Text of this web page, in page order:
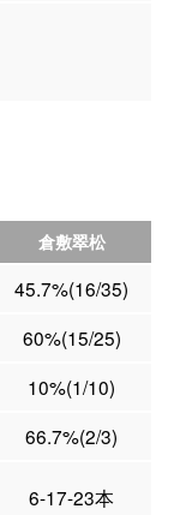
倉敷翠松
45.7%(16/35)
60%(15/25)
10%(1/10)
66.7%(2/3)
6-17-23本